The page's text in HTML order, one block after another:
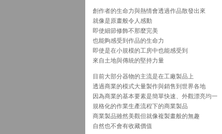
創作者的生命力與熱情會透過作品散發出來
就像是原畫般令人感動
即使細節修飾不那麼完美
也能夠感受到作品的生命力
即使是在小規模的工房中也能感受到
來自土地與傳統的堅持力量
目前大部分器物的主流是在工廠製品上
透過商業的模式大量製作與銷售到世界各地
因為商業的基本要素是簡單快速、外觀漂亮均一
規格化的作業生產流程下的商業製品
商業製品雖然美觀但就像複製畫般的無趣
自然也不會有收藏價值